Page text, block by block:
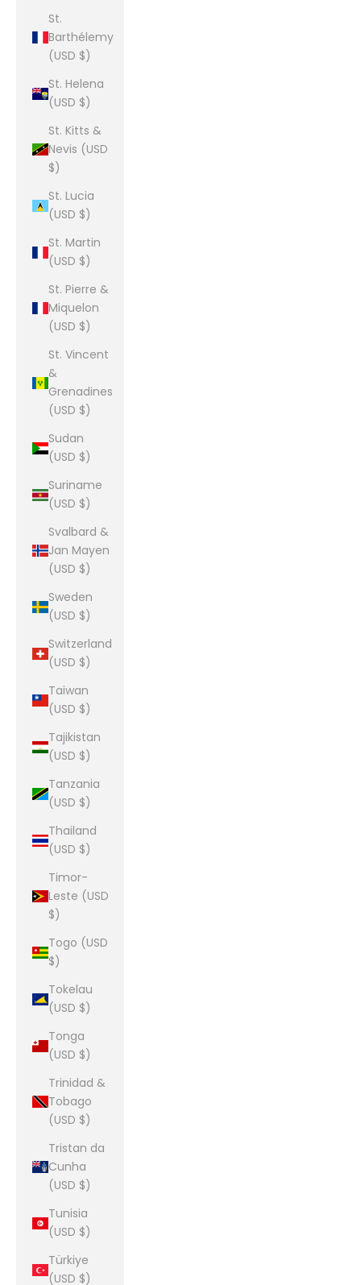
St.
Barthélemy
(USD $)
St. Helena
(USD $)
St. Kitts &
Nevis (USD
$)
St. Lucia
(USD $)
St. Martin
(USD $)
St. Pierre &
Miquelon
(USD $)
St. Vincent
&
Grenadines
(USD $)
Sudan
(USD $)
Suriname
(USD $)
Svalbard &
Jan Mayen
(USD $)
Sweden
(USD $)
Switzerland
(USD $)
Taiwan
(USD $)
Tajikistan
(USD $)
Tanzania
(USD $)
Thailand
(USD $)
Timor-
Leste (USD
$)
Togo (USD
$)
Tokelau
(USD $)
Tonga
(USD $)
Trinidad &
Tobago
(USD $)
Tristan da
Cunha
(USD $)
Tunisia
(USD $)
Türkiye
(USD $)